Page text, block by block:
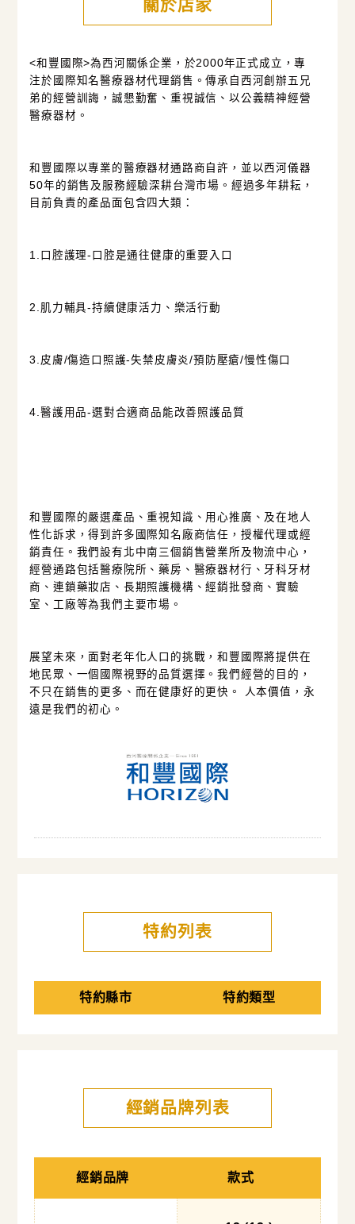
關於店家
<和豐國際>為西河關係企業，於2000年正式成立，專
注於國際知名醫療器材代理銷售。傳承自西河創辦五兄
弟的經營訓誨，誠懇勤奮、重視誠信、以公義精神經營
醫療器材。
和豐國際以專業的醫療器材通路商自許，並以西河儀器
50年的銷售及服務經驗深耕台灣市場。經過多年耕耘，
目前負責的產品面包含四大類：
1.口腔護理-口腔是通往健康的重要入口
2.肌力輔具-持續健康活力、樂活行動
3.皮膚/傷造口照護-失禁皮膚炎/預防壓瘡/慢性傷口
4.醫護用品-選對合適商品能改善照護品質
和豐國際的嚴選產品、重視知識、用心推廣、及在地人
性化訴求，得到許多國際知名廠商信任，授權代理或經
銷責任。我們設有北中南三個銷售營業所及物流中心，
經營通路包括醫療院所、藥房、醫療器材行、牙科牙材
商、連鎖藥妝店、長期照護機構、經銷批發商、實驗
室、工廠等為我們主要市場。
展望未來，面對老年化人口的挑戰，和豐國際將提供在
地民眾、一個國際視野的品質選擇。我們經營的目的，
不只在銷售的更多、而在健康好的更快。 人本價值，永
遠是我們的初心。
特約列表
特約縣市 特約類型
經銷品牌列表
經銷品牌 款式